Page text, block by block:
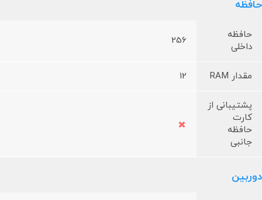
حافظه
حافظه
داخلی
256
مقدار RAM 12
پشتیبانی از
کارت
حافظه
جانبی
دوربین